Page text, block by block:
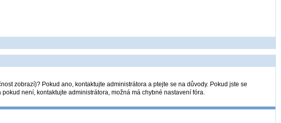
zobrazí)? Pokud ano, kontaktujte administrátora a ptejte se na důvody. Pokud jste se
není, kontaktujte administrátora, možná má chybné nastavení fóra.